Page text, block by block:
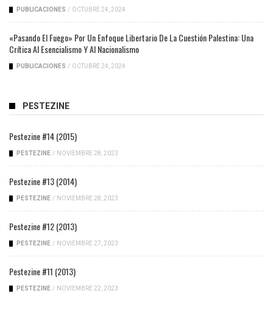
PUBLICACIONES / OCTUBRE 24, 2024
«Pasando El Fuego» Por Un Enfoque Libertario De La Cuestión Palestina: Una
Crítica Al Esencialismo Y Al Nacionalismo
PUBLICACIONES / OCTUBRE 24, 2024
PESTEZINE
Pestezine #14 (2015)
PESTEZINE / NOVIEMBRE 28, 2023
Pestezine #13 (2014)
PESTEZINE / NOVIEMBRE 28, 2023
Pestezine #12 (2013)
PESTEZINE / NOVIEMBRE 27, 2023
Pestezine #11 (2013)
PESTEZINE / NOVIEMBRE 22, 2023